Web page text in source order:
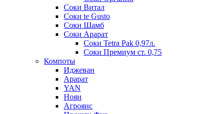
Соки Витал
Соки te Gusto
Соки Шамб
Соки Арарат
Соки Tetra Pak 0,97л.
Соки Премиум ст. 0,75
Компоты
Иджеван
Арарат
YAN
Ноян
Агроянс